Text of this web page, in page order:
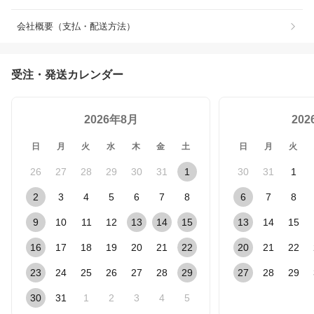
会社概要（支払・配送方法）
受注・発送カレンダー
2026年8月
日 月 火 水 木 金 土
26 27 28 29 30 31 1
2 3 4 5 6 7 8
9 10 11 12 13 14 15
16 17 18 19 20 21 22
23 24 25 26 27 28 29
30 31 1 2 3 4 5
日 月 火
30 31 1
6 7 8
13 14 15
20 21 22
27 28 29